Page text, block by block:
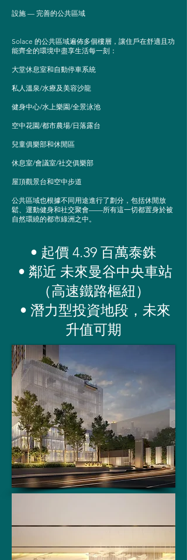
設施 — 完善的公共區域
Solace 的公共區域遍佈多個樓層，讓住戶在舒適且功
能齊全的環境中盡享生活每一刻：
大堂休息室和自動停車系統
私人溫泉/水療及美容沙龍
健身中心/水上樂園/全景泳池
空中花園/都市農場/日落露台
兒童俱樂部和休閒區
休息室/會議室/社交俱樂部
屋頂觀景台和空中步道
公共區域也根據不同用途進行了劃分，包括休閒放
鬆、運動健身和社交聚會——所有這一切都置身於被
自然環繞的都市綠洲之中。
• 起價 4.39 百萬泰銖
• 鄰近 未來曼谷中央車站
（高速鐵路樞紐）
• 潛力型投資地段，未來
升值可期